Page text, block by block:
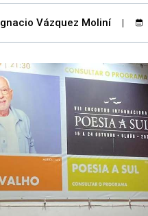
Ignacio Vázquez Moliní